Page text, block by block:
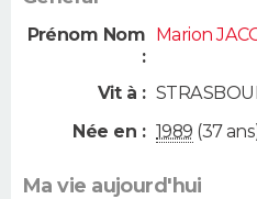
Prénom Nom
:
Marion
Vit à :
Née en : 1989 (37
Ma vie aujourd'hui